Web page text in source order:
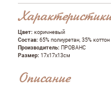
Цвет: коричневый
Состав: 65% полиуретан, 35% коттон
Производитель: ПРОВАНС
Размер: 17х17х13см
Описание